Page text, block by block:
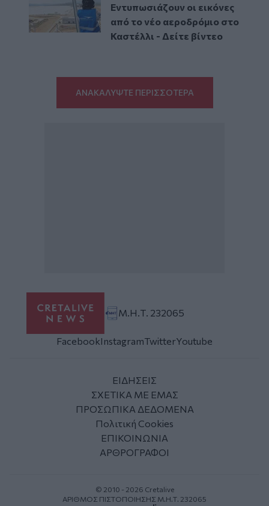
Εντυπωσιάζουν οι εικόνες
από το νέο αεροδρόμιο στο
Καστέλλι - Δείτε βίντεο
ΑΝΑΚΑΛΥΨΤΕ ΠΕΡΙΣΣΟΤΕΡΑ
Μ.Η.Τ. 232065
FacebookInstagramTwitterYoutube
ΕΙΔΗΣΕΙΣ
ΣΧΕΤΙΚΑ ΜΕ ΕΜΑΣ
ΠΡΟΣΩΠΙΚΑ ΔΕΔΟΜΕΝΑ
Πολιτική Cookies
ΕΠΙΚΟΙΝΩΝΙΑ
ΑΡΘΡΟΓΡΑΦΟΙ
© 2010 - 2026 Cretalive
ΑΡΙΘΜΟΣ ΠΙΣΤΟΠΟΙΗΣΗΣ Μ.Η.Τ. 232065